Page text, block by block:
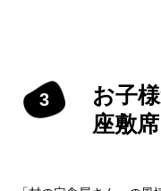
イベントレポート メ
お子
座敷